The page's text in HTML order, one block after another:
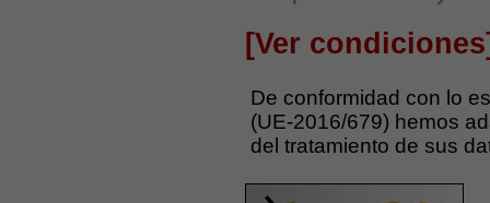
[Ver
De conformidad con lo
(UE-2016/679) hemos
del tratamiento de sus